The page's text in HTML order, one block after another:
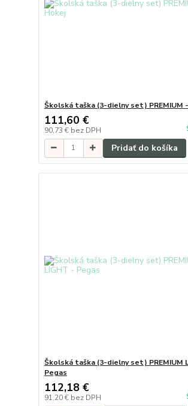
Školská taška (3-dielny set) PREMIUM
111,60 €
90,73 € bez DPH
Pridať do košíka
Školská taška (3-dielny set) PREMIUM
Pegas
112,18 €
91,20 € bez DPH